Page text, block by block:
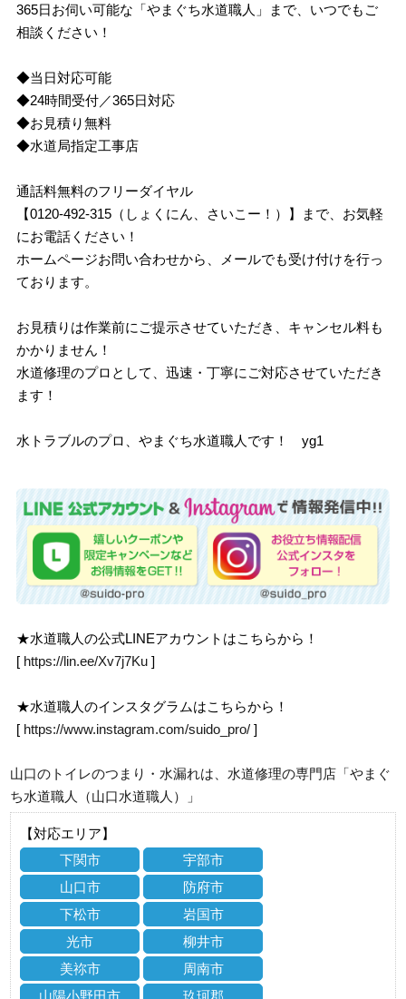
365日お伺い可能な「やまぐち水道職人」まで、いつでもご
相談ください！
◆当日対応可能
◆24時間受付／365日対応
◆お見積り無料
◆水道局指定工事店
通話料無料のフリーダイヤル
【0120-492-315（しょくにん、さいこー！）】まで、お気軽
にお電話ください！
ホームページお問い合わせから、メールでも受け付けを行っ
ております。
お見積りは作業前にご提示させていただき、キャンセル料も
かかりません！
水道修理のプロとして、迅速・丁寧にご対応させていただき
ます！
水トラブルのプロ、やまぐち水道職人です！ yg1
★水道職人の公式LINEアカウントはこちらから！
[ https://lin.ee/Xv7j7Ku ]
★水道職人のインスタグラムはこちらから！
[ https://www.instagram.com/suido_pro/ ]
山口のトイレのつまり・水漏れは、水道修理の専門店「やまぐ
ち水道職人（山口水道職人）」
【対応エリア】
下関市
宇部市
山口市
防府市
下松市
岩国市
光市
柳井市
美祢市
周南市